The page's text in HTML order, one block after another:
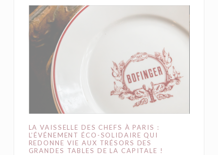
LA VAISSELLE DES CHEFS À PARIS :
L’ÉVÉNEMENT ÉCO-SOLIDAIRE QUI
REDONNE VIE AUX TRÉSORS DES
GRANDES TABLES DE LA CAPITALE !